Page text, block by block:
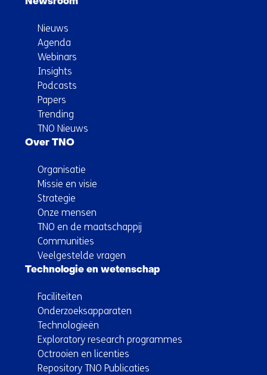
Nieuws
Agenda
Webinars
Insights
Podcasts
Papers
Trending
TNO Nieuws
Over TNO
Organisatie
Missie en visie
Strategie
Onze mensen
TNO en de maatschappij
Communities
Veelgestelde vragen
Technologie en wetenschap
Faciliteiten
Onderzoeksapparaten
Technologieën
Exploratory research programmes
Octrooien en licenties
Repository TNO Publicaties